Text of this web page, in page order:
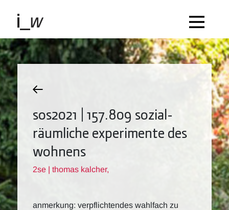
sos2021 | 157.809 sozial-
räumliche experimente des
wohnens
2se | thomas kalcher,
anmerkung: verpflichtendes wahlfach zu